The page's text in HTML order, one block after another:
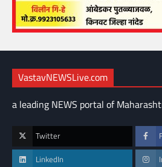
VastavNEWSLive.com
a leading NEWS portal of
Twitter
LinkedIn